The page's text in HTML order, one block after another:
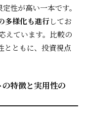
性が高い一本です。
多様化も進行してお
えています。比較の
とともに、投資視点
特徴と実用性の